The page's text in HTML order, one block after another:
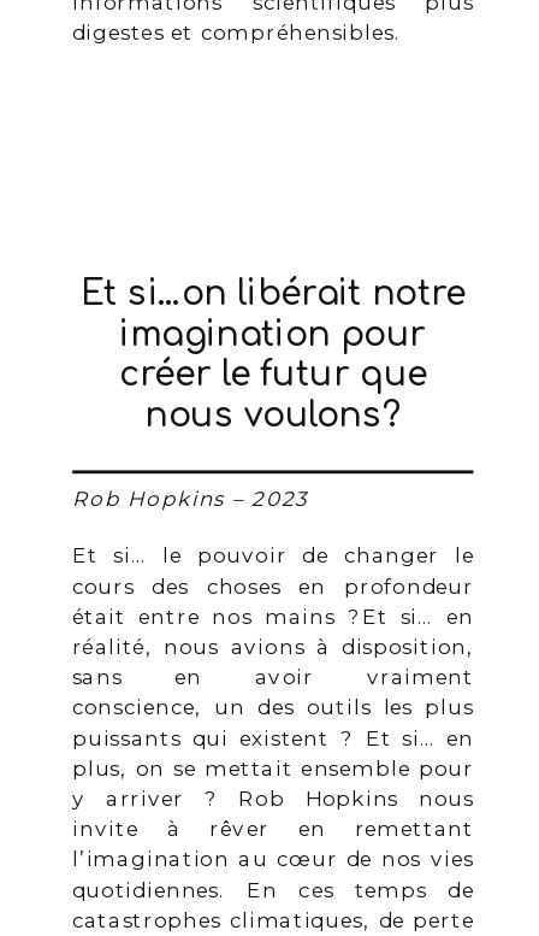
digestes et compréhensibles.
Et si…on libérait notre
imagination pour
créer le futur que
nous voulons?
Rob Hopkins – 2023
Et si… le pouvoir de changer le
cours des choses en profondeur
était entre nos mains ?Et si… en
réalité, nous avions à disposition,
sans en avoir vraiment
conscience, un des outils les plus
puissants qui existent ? Et si… en
plus, on se mettait ensemble pour
y arriver ? Rob Hopkins nous
invite à rêver en remettant
l’imagination au cœur de nos vies
quotidiennes. En ces temps de
catastrophes climatiques, de perte